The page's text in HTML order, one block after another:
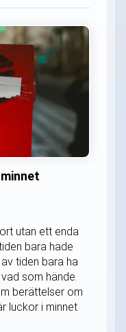
utan ett enda
bara hade
tiden bara ha
som hände.
berättelser om
luckor i minnet